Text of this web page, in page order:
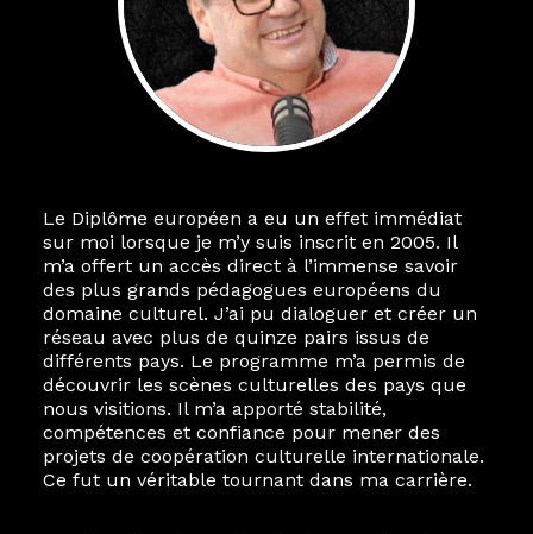
Le Diplôme européen a eu un effet immédiat
sur moi lorsque je m’y suis inscrit en 2005. Il
m’a offert un accès direct à l’immense savoir
des plus grands pédagogues européens du
domaine culturel. J’ai pu dialoguer et créer un
réseau avec plus de quinze pairs issus de
différents pays. Le programme m’a permis de
découvrir les scènes culturelles des pays que
nous visitions. Il m’a apporté stabilité,
compétences et confiance pour mener des
projets de coopération culturelle internationale.
Ce fut un véritable tournant dans ma carrière.